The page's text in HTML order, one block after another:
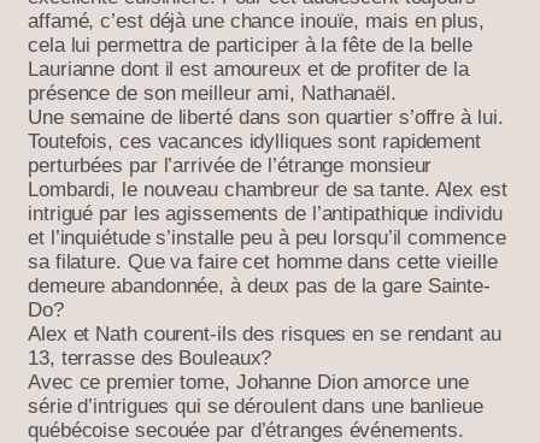
affamé, c’est déjà une chance inouïe, mais en plus,
cela lui permettra de participer à la fête de la belle
Laurianne dont il est amoureux et de profiter de la
présence de son meilleur ami, Nathanaël.
Une semaine de liberté dans son quartier s’offre à lui.
Toutefois, ces vacances idylliques sont rapidement
perturbées par l’arrivée de l’étrange monsieur
Lombardi, le nouveau chambreur de sa tante. Alex est
intrigué par les agissements de l’antipathique individu
et l’inquiétude s’installe peu à peu lorsqu’il commence
sa filature. Que va faire cet homme dans cette vieille
demeure abandonnée, à deux pas de la gare Sainte-
Do?
Alex et Nath courent-ils des risques en se rendant au
13, terrasse des Bouleaux?
Avec ce premier tome, Johanne Dion amorce une
série d’intrigues qui se déroulent dans une banlieue
québécoise secouée par d’étranges événements.